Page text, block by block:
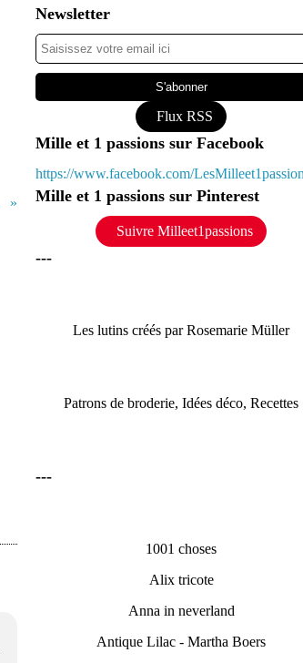
Newsletter
Flux RSS
Mille et 1 passions sur Facebook
https://www.facebook.com/
Mille et 1 passions sur Pinterest
Suivre Milleet1passions
---
Les lutins créés par Rosemarie Müller
Patrons de broderie, Idées déco, Recettes
---
1001 choses
Alix tricote
Anna in neverland
Antique Lilac - Martha Boers